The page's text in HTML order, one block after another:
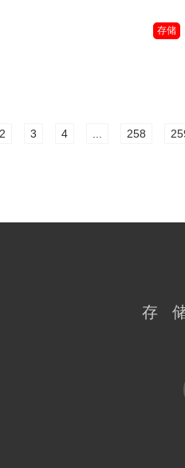
存储
2 3 4 258
存